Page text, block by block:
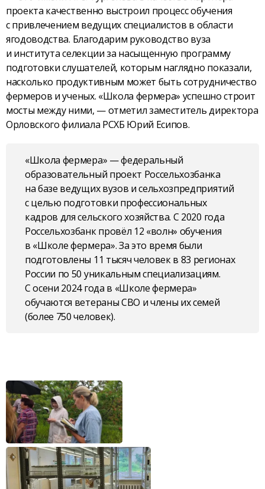
проекта качественно выстроил процесс обучения
с привлечением ведущих специалистов в области
ягодоводства. Благодарим руководство вуза
и института селекции за насыщенную программу
подготовки слушателей, которым наглядно показали,
насколько продуктивным может быть сотрудничество
фермеров и ученых. «Школа фермера» успешно строит
мосты между ними, — отметил заместитель директора
Орловского филиала РСХБ Юрий Есипов.
«Школа фермера» — федеральный
образовательный проект Россельхозбанка
на базе ведущих вузов и сельхозпредприятий
с целью подготовки профессиональных
кадров для сельского хозяйства. С 2020 года
Россельхозбанк провёл 12 «волн» обучения
в «Школе фермера». За это время были
подготовлены 11 тысяч человек в 83 регионах
России по 50 уникальным специализациям.
С осени 2024 года в «Школе фермера»
обучаются ветераны СВО и члены их семей
(более 750 человек).